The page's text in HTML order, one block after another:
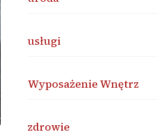
usługi
Wyposażenie Wnętrz
zdrowie